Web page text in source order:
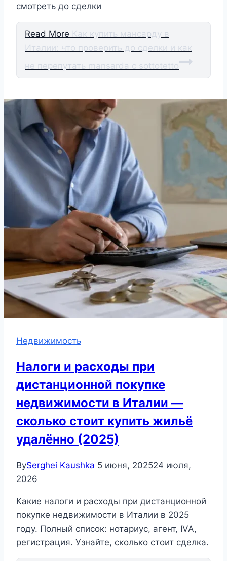
смотреть до сделки
Read More Как купить мансарду в
Италии: что проверить до сделки и как
не перепутать mansarda с sottotetto
Недвижимость
Налоги и расходы при
дистанционной покупке
недвижимости в Италии —
сколько стоит купить жильё
удалённо (2025)
BySerghei Kaushka 5 июня, 202524 июля,
2026
Какие налоги и расходы при дистанционной
покупке недвижимости в Италии в 2025
году. Полный список: нотариус, агент, IVA,
регистрация. Узнайте, сколько стоит сделка.